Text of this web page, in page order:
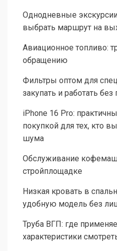
Однодневные
выбрать маршрут на
Авиационное топливо:
обращению
Фильтры оптом для
закупать и работать без
iPhone 16 Pro:
покупкой для тех, кто
шума
Обслуживание
стройплощадке
Низкая кровать в
удобную модель без
Труба ВГП: где
характеристики